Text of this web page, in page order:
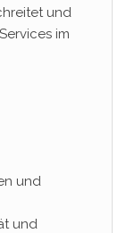
und
im
und
und